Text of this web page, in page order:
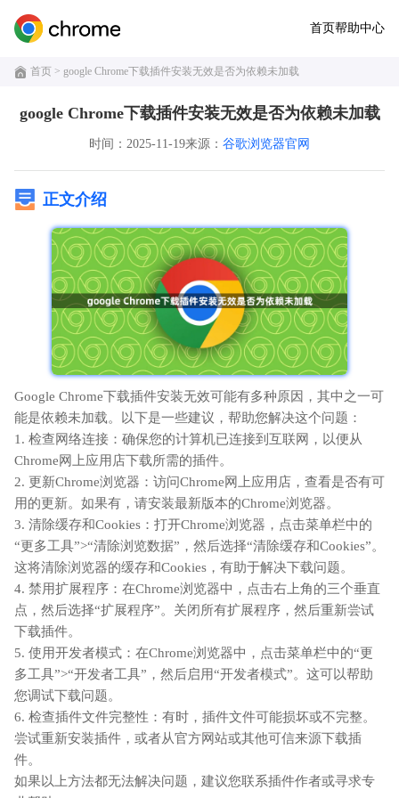
首页帮助中心
首页 > google Chrome下载插件安装无效是否为依赖未加载
google Chrome下载插件安装无效是否为依赖未加载
时间：2025-11-19来源： 谷歌浏览器官网
正文介绍
Google Chrome下载插件安装无效可能有多种原因，其中之一可
能是依赖未加载。以下是一些建议，帮助您解决这个问题：
1. 检查网络连接：确保您的计算机已连接到互联网，以便从
Chrome网上应用店下载所需的插件。
2. 更新Chrome浏览器：访问Chrome网上应用店，查看是否有可
用的更新。如果有，请安装最新版本的Chrome浏览器。
3. 清除缓存和Cookies：打开Chrome浏览器，点击菜单栏中的
“更多工具”>“清除浏览数据”，然后选择“清除缓存和Cookies”。
这将清除浏览器的缓存和Cookies，有助于解决下载问题。
4. 禁用扩展程序：在Chrome浏览器中，点击右上角的三个垂直
点，然后选择“扩展程序”。关闭所有扩展程序，然后重新尝试
下载插件。
5. 使用开发者模式：在Chrome浏览器中，点击菜单栏中的“更
多工具”>“开发者工具”，然后启用“开发者模式”。这可以帮助
您调试下载问题。
6. 检查插件文件完整性：有时，插件文件可能损坏或不完整。
尝试重新安装插件，或者从官方网站或其他可信来源下载插
件。
如果以上方法都无法解决问题，建议您联系插件作者或寻求专